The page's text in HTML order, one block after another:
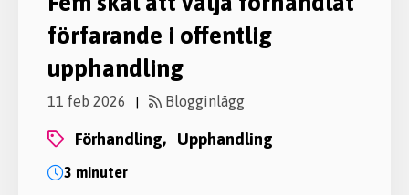
förfarande i offentlig
upphandling
11 feb 2026 | Blogginlägg
förhandling, upphandling
3 minuter